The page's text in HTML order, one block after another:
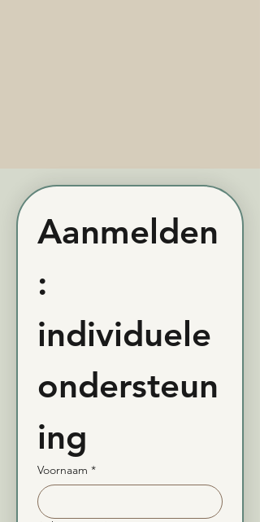
Aanmelden
:
individuele
ondersteun
ing
Voornaam *